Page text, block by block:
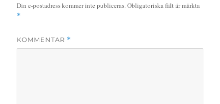
Din e-postadress kommer inte publiceras.Obligatoriska fält är märkta
*
KOMMENTAR *